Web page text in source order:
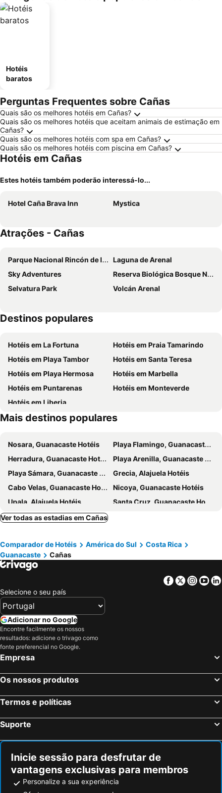
Hotéis
baratos
Perguntas Frequentes sobre Cañas
Quais são os melhores hotéis em Cañas?
Quais são os melhores hotéis que aceitam animais de estimação em
Cañas?
Quais são os melhores hotéis com spa em Cañas?
Quais são os melhores hotéis com piscina em Cañas?
Hotéis em Cañas
Estes hotéis também poderão interessá-lo...
Hotel Caña Brava Inn Mystica
Atrações - Cañas
Parque Nacional Rincón de la Vieja
Laguna de Arenal
Sky Adventures
Reserva Biológica Bosque Nuboso Monteverde
Selvatura Park
Volcán Arenal
Destinos populares
Hotéis em La Fortuna
Hotéis em Praia Tamarindo
Hotéis em Playa Tambor
Hotéis em Santa Teresa
Hotéis em Playa Hermosa
Hotéis em Marbella
Hotéis em Puntarenas
Hotéis em Monteverde
Hotéis em Liberia
Mais destinos populares
Nosara, Guanacaste Hotéis
Playa Flamingo, Guanacaste Hotéis
Herradura, Guanacaste Hotéis
Playa Arenilla, Guanacaste Hotéis
Playa Sámara, Guanacaste Hotéis
Grecia, Alajuela Hotéis
Cabo Velas, Guanacaste Hotéis
Nicoya, Guanacaste Hotéis
Upala, Alajuela Hotéis
Santa Cruz, Guanacaste Hotéis
Montezuma, Puntarenas Hotéis
Puerto Carrillo, Guanacaste Hotéis
Huacas, Guanacaste Hotéis
Playa Grande, Guanacaste Hotéis
Tilarán, Guanacaste Hotéis
Playa Panama, Guanacaste Hotéis
La Fortuna, Alajuela Hotéis
Praia Tamarindo, Guanacaste Hotéis
Playa Tambor, Puntarenas Hotéis
Playa Hermosa, Guanacaste Hotéis
Puntarenas, Puntarenas Hotéis
Liberia, Guanacaste Hotéis
Quepos, Puntarenas Hotéis
Tortuguero, Limón Hotéis
Ver todas as estadias em Cañas
Comparador de Hotéis América do Sul
Costa Rica
Guanacaste
Cañas
Facebook
Twitter
Selecione o seu país
Adicionar no Google
Encontre facilmente os nossos
resultados: adicione o trivago como
fonte preferencial no Google.
Empresa
Os nossos produtos
Termos e políticas
Suporte
Inicie sessão para desfrutar de
vantagens exclusivas para membros
Personalize a sua experiência